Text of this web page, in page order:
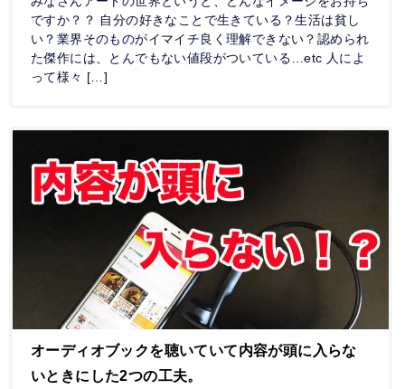
ですか？？ 自分の好きなことで生きている？生活は貧し
い？業界そのものがイマイチ良く理解できない？認められ
た傑作には、とんでもない値段がついている…etc 人によ
って様々 […]
オーディオブックを聴いていて内容が頭に入らな
いときにした2つの工夫。